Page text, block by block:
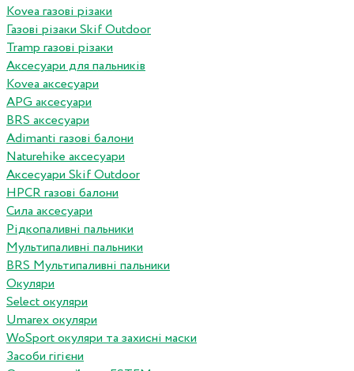
Kovea газові різаки
Газові різаки Skif Outdoor
Tramp газові різаки
Аксесуари для пальників
Kovea аксесуари
APG аксесуари
BRS аксесуари
Adimanti газові балони
Naturehike аксесуари
Аксесуари Skif Outdoor
HPCR газові балони
Сила аксесуари
Рідкопаливні пальники
Мультипаливні пальники
BRS Мультипаливні пальники
Окуляри
Select окуляри
Umarex окуляри
WoSport окуляри та захисні маски
Засоби гігієни